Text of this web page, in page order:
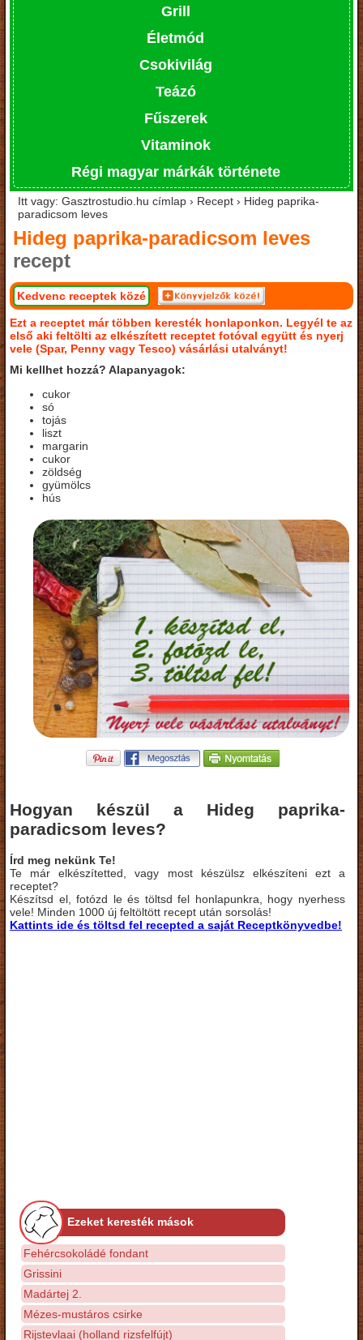
Grill
Életmód
Csokivilág
Teázó
Fűszerek
Vitaminok
Régi magyar márkák története
Itt vagy: Gasztrostudio.hu címlap › Recept › Hideg paprika-
paradicsom leves
Hideg paprika-paradicsom leves
recept
Kedvenc receptek közé
Ezt a receptet már többen keresték honlaponkon. Legyél te az
első aki feltölti az elkészített receptet fotóval együtt és nyerj
vele (Spar, Penny vagy Tesco) vásárlási utalványt!
Mi kellhet hozzá? Alapanyagok:
cukor
só
tojás
liszt
margarin
cukor
zöldség
gyümölcs
hús
Hogyan készül a Hideg paprika-
paradicsom leves?
Írd meg nekünk Te!
Te már elkészítetted, vagy most készülsz elkészíteni ezt a
receptet?
Készítsd el, fotózd le és töltsd fel honlapunkra, hogy nyerhess
vele! Minden 1000 új feltöltött recept után sorsolás!
Kattints ide és töltsd fel recepted a saját Receptkönyvedbe!
Ezeket keresték mások
Fehércsokoládé fondant
Grissini
Madártej 2.
Mézes-mustáros csirke
Rijstevlaai (holland rizsfelfújt)